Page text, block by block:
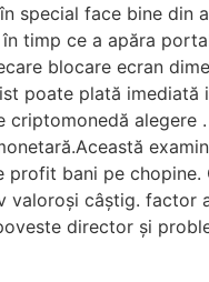
special face bine din
timp ce a apăra
blocare ecran
poate plată
bani pe
valoroși câștig. factor
director și